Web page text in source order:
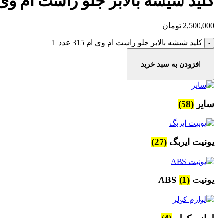
2,500,000 تومان
کلید شیشه بالابر جلو راست ام وی ام 315 عدد
افزودن به سبد خرید
سایر (58)
یونیت ایربگ (27)
یونیت ABS (1)